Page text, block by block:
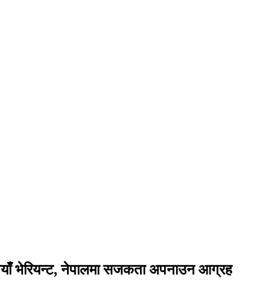
भेरियन्ट, नेपालमा सजकता अपनाउन आग्रह